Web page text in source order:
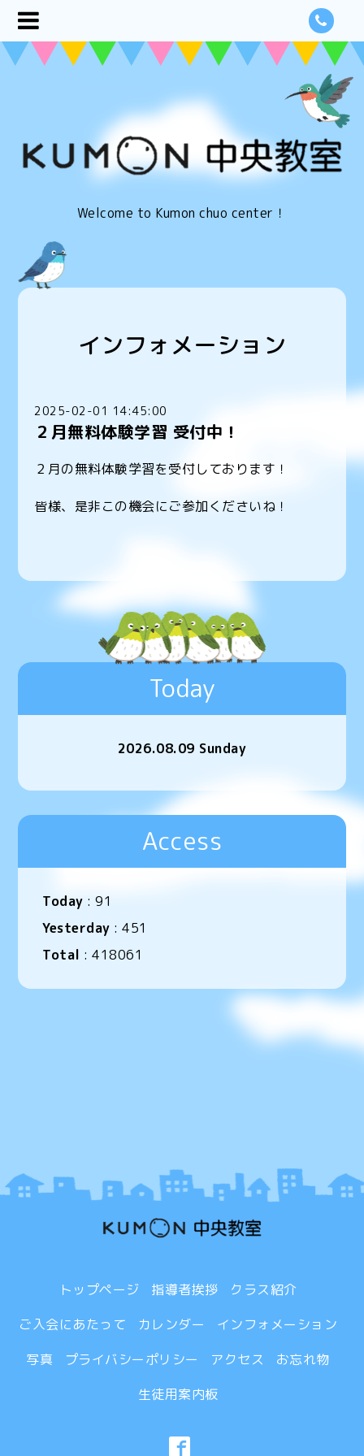
Welcome to Kumon chuo center！
インフォメーション
2025-02-01 14:45:00
２月無料体験学習 受付中！
２月の無料体験学習を受付しております！
皆様、是非この機会にご参加くださいね！
Today
2026.08.09 Sunday
Access
Today :91
Yesterday :451
Total :418061
トップページ 指導者挨拶
クラス紹介
ご入会にあたって
カレンダー
インフォメーション
写真
プライバシーポリシー アクセス
お忘れ物
生徒用案内板